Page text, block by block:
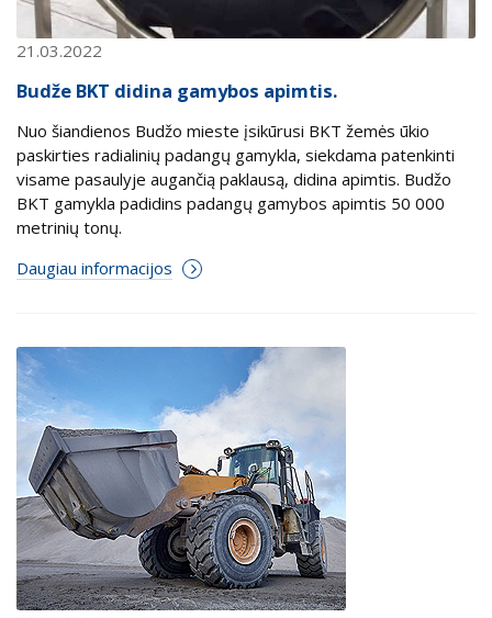
21.03.2022
Budže BKT didina gamybos apimtis.
Nuo šiandienos Budžo mieste įsikūrusi BKT žemės ūkio
paskirties radialinių padangų gamykla, siekdama patenkinti
visame pasaulyje augančią paklausą, didina apimtis. Budžo
BKT gamykla padidins padangų gamybos apimtis 50 000
metrinių tonų.
Daugiau informacijos